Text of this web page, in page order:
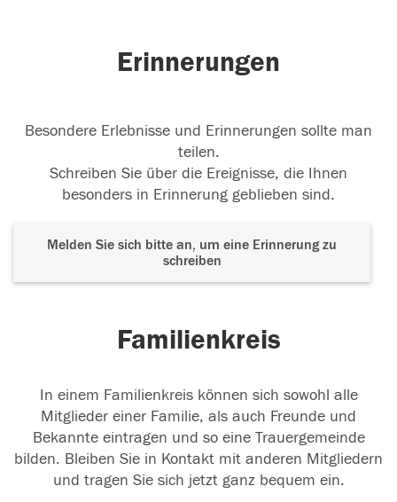
Erinnerungen
Besondere Erlebnisse und Erinnerungen sollte man
teilen.
Schreiben Sie über die Ereignisse, die Ihnen
besonders in Erinnerung geblieben sind.
Melden Sie sich bitte an, um eine Erinnerung zu
schreiben
Familienkreis
In einem Familienkreis können sich sowohl alle
Mitglieder einer Familie, als auch Freunde und
Bekannte eintragen und so eine Trauergemeinde
bilden. Bleiben Sie in Kontakt mit anderen Mitgliedern
und tragen Sie sich jetzt ganz bequem ein.